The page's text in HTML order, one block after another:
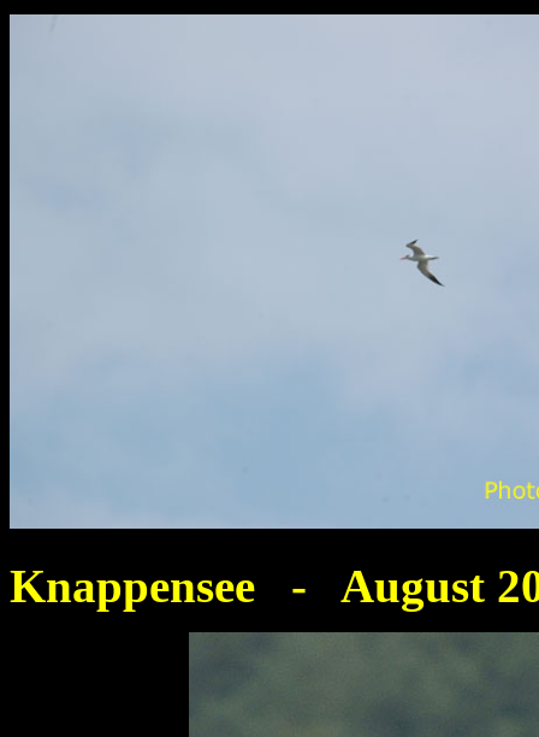
Knappensee - August